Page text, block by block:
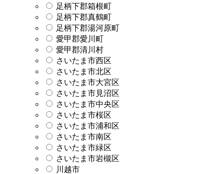
足柄下郡箱根町
足柄下郡真鶴町
足柄下郡湯河原町
愛甲郡愛川町
愛甲郡清川村
さいたま市西区
さいたま市北区
さいたま市大宮区
さいたま市見沼区
さいたま市中央区
さいたま市桜区
さいたま市浦和区
さいたま市南区
さいたま市緑区
さいたま市岩槻区
川越市